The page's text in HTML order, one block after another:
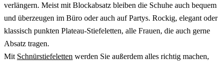
verlängern. Meist mit Blockabsatz bleiben die Schuhe auch bequem
und überzeugen im Büro oder auch auf Partys. Rockig, elegant oder
klassisch punkten Plateau-Stiefeletten, alle Frauen, die auch gerne
Absatz tragen.
Mit Schnürstiefeletten werden Sie außerdem alles richtig machen,